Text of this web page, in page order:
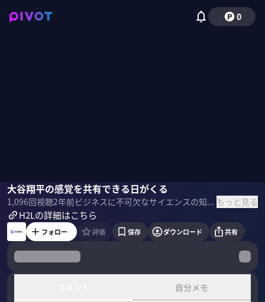
0
大谷翔平の感覚を共有できる日がくる
1,096回視聴2年前 ビジネスに不可欠なサイエンスの知識を追求する番組「& SCIENCE」。今回は「産官学連携でさらに進化 ボディシェアリング最新事情」をテーマに、乃村工藝社 高野次郎氏、東京大学 大学院総合文化研究科 柳原大教授、脳科学者の茂木健一郎氏と深掘りしていきます。 【Sponsored】 ＜ゲスト＞ 高野次郎 株式会社乃村工藝社 SIP担当研究員／プランニングディレクター 柳原大 東京大学・大学院総合文化研究科 教授 広域科学専攻・生命環境科学系 理化学研究所・脳神経科学研究センター チームリーダー 認知行動連携研究チーム 茂木健一郎 脳科学者／理学博士 ソニーコンピュータサイエンス研究所シニアリサーチャー ＜目次＞ もっと見る
高野次郎柳原大茂木健一郎
H2Lの詳細はこちら
フォロー 評価 保存 ダウンロード 共有
自分メモ